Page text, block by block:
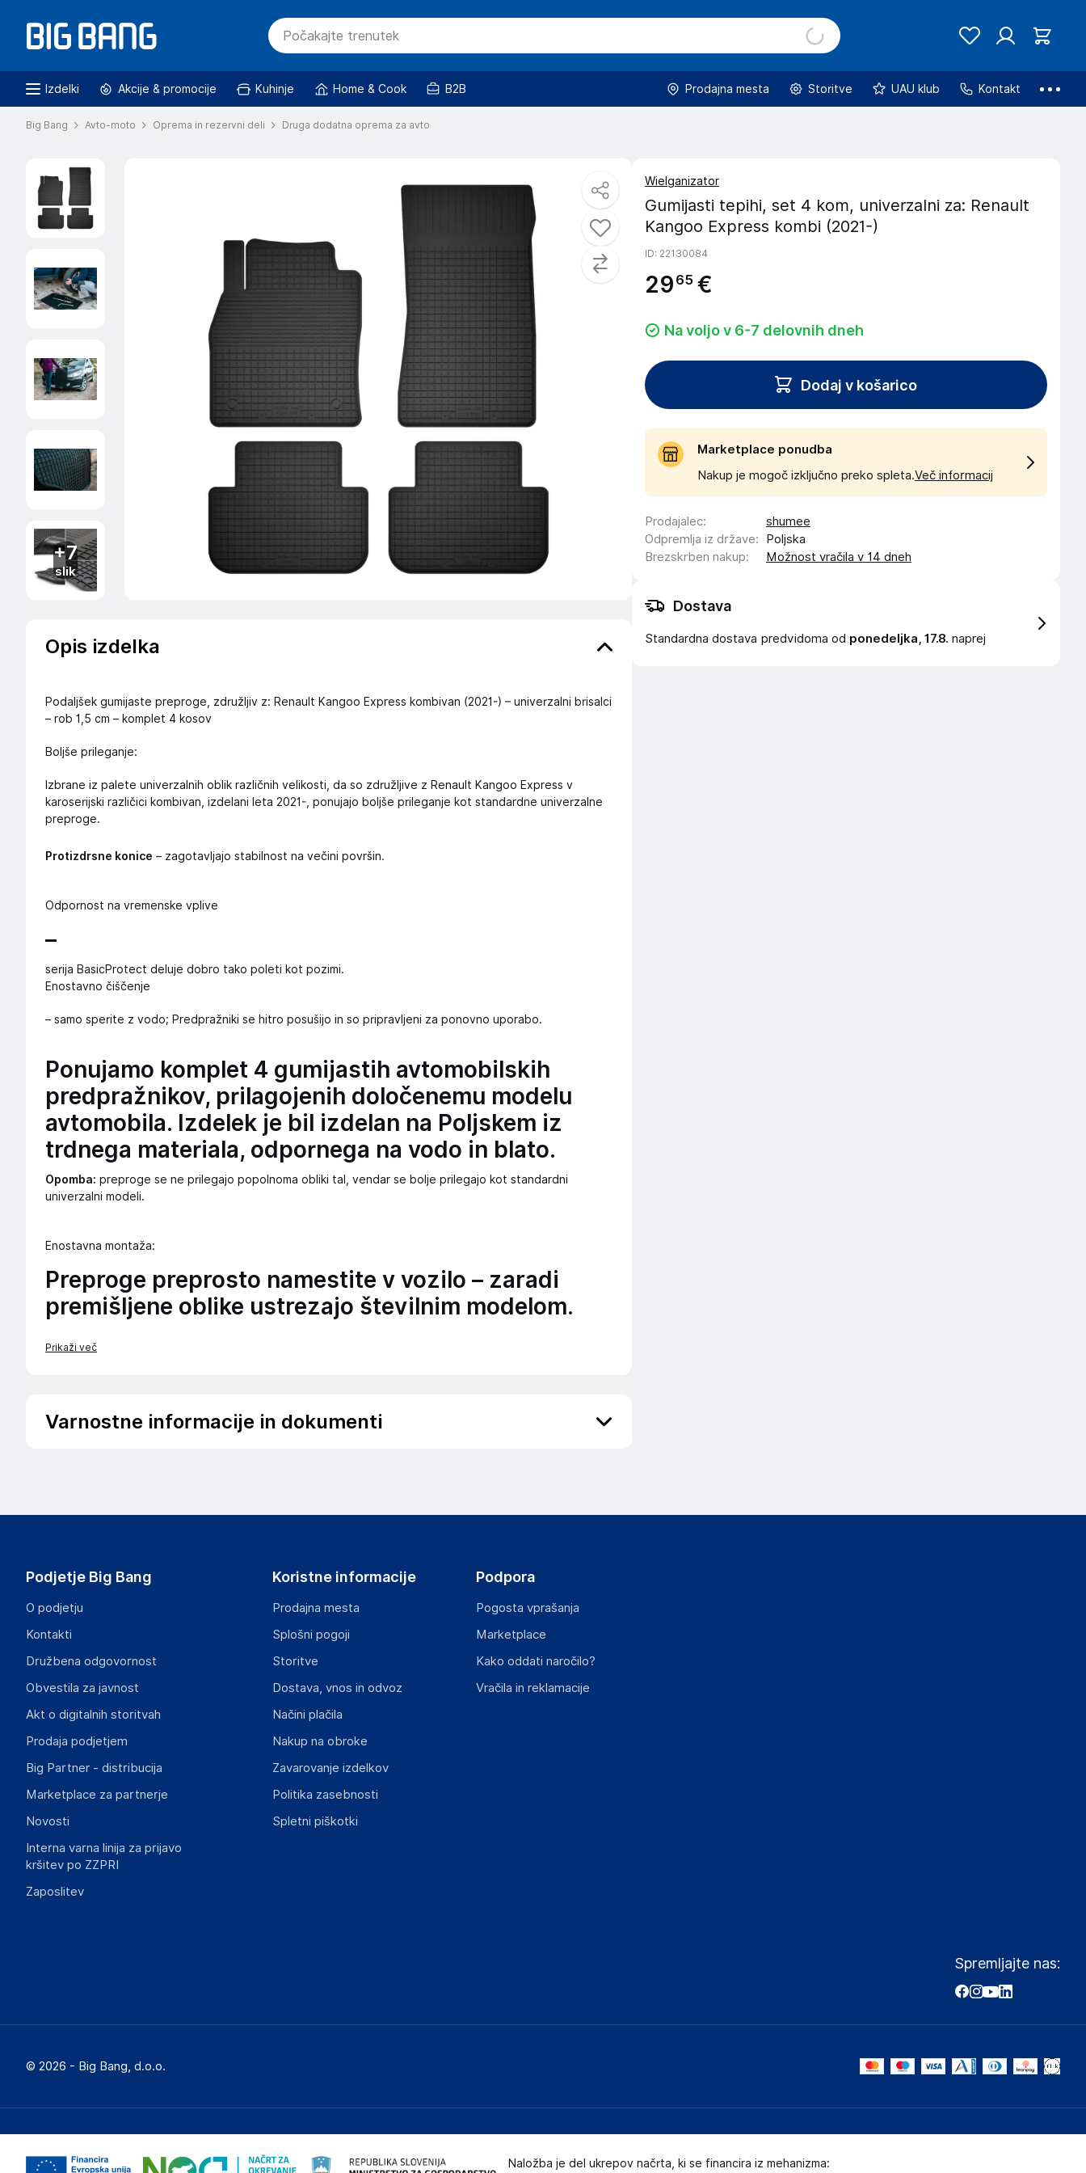
Izdelki Akcije & promocije Kuhinje Home & Cook B2B Prodajna mesta Storitve UAU klub Kontakt
Big Bang Avto-moto Oprema in rezervni deli Druga dodatna oprema za avto
+7
slik
Opis izdelka
Podaljšek gumijaste preproge, združljiv z: Renault Kangoo Express kombivan (2021-) – univerzalni brisalci
– rob 1,5 cm – komplet 4 kosov
Boljše prileganje:
Izbrane iz palete univerzalnih oblik različnih velikosti, da so združljive z Renault Kangoo Express v
karoserijski različici kombivan, izdelani leta 2021-, ponujajo boljše prileganje kot standardne univerzalne
preproge.
Protizdrsne konice – zagotavljajo stabilnost na večini površin.
Odpornost na vremenske vplive
–
serija BasicProtect deluje dobro tako poleti kot pozimi.
Enostavno čiščenje
– samo sperite z vodo; Predpražniki se hitro posušijo in so pripravljeni za ponovno uporabo.
Ponujamo komplet 4 gumijastih avtomobilskih
predpražnikov, prilagojenih določenemu modelu
avtomobila. Izdelek je bil izdelan na Poljskem iz
trdnega materiala, odpornega na vodo in blato.
Opomba: preproge se ne prilegajo popolnoma obliki tal, vendar se bolje prilegajo kot standardni
univerzalni modeli.
Enostavna montaža:
Preproge preprosto namestite v vozilo – zaradi
premišljene oblike ustrezajo številnim modelom.
Prikaži več
Varnostne informacije in dokumenti
piotrek@wielganizator.pl
Gospodarski subjekt s sedežem v EU, ki zagotavlja skladnost izdelka z zahtevanimi predpisi.
ul. Szkolna 6, 64-000 Racot
Poland
Slike o varnosti izdelka
Slike o varnosti izdelka vsebujejo opozorila na embalaži izdelka in lahko vključujejo ključne varnostne
Wielganizator
Gumijasti tepihi, set 4 kom, univerzalni za: Renault
Kangoo Express kombi (2021-)
ID: 22130084
29 65 €
Na voljo v 6-7 delovnih dneh
Dodaj v košarico
Marketplace ponudba
Nakup je mogoč izključno preko spleta.Več informacij
Prodajalec:
shumee
Odpremlja iz države:
Poljska
Brezskrben nakup: Možnost vračila v 14 dneh
Dostava
Standardna dostava predvidoma od ponedeljka, 17.8. naprej
Podjetje Big Bang
O podjetju
Kontakti
Družbena odgovornost
Obvestila za javnost
Akt o digitalnih storitvah
Prodaja podjetjem
Big Partner - distribucija
Marketplace za partnerje
Novosti
Interna varna linija za prijavo
kršitev po ZZPRI
Zaposlitev
Koristne informacije
Prodajna mesta
Splošni pogoji
Storitve
Dostava, vnos in odvoz
Načini plačila
Nakup na obroke
Zavarovanje izdelkov
Politika zasebnosti
Spletni piškotki
Podpora
Pogosta vprašanja
Marketplace
Kako oddati naročilo?
Vračila in reklamacije
Spremljajte nas:
© 2026 - Big Bang, d.o.o.
Naložba je del ukrepov načrta, ki se financira iz mehanizma: